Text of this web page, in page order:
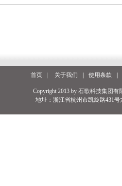
首页 关于我们 使用条款
Copyright 2013 by 石歌科技集团
地址：浙江省杭州市凯旋路431号